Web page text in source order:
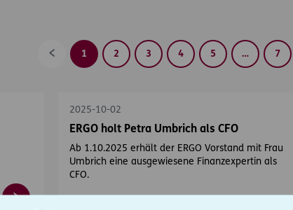
Zurück 1 2 3 4 5 … 7
2025-10-02
ERGO holt Petra Umbrich als CFO
Ab 1.10.2025 erhält der ERGO Vorstand mit Frau
Umbrich eine ausgewiesene Finanzexpertin als
CFO.